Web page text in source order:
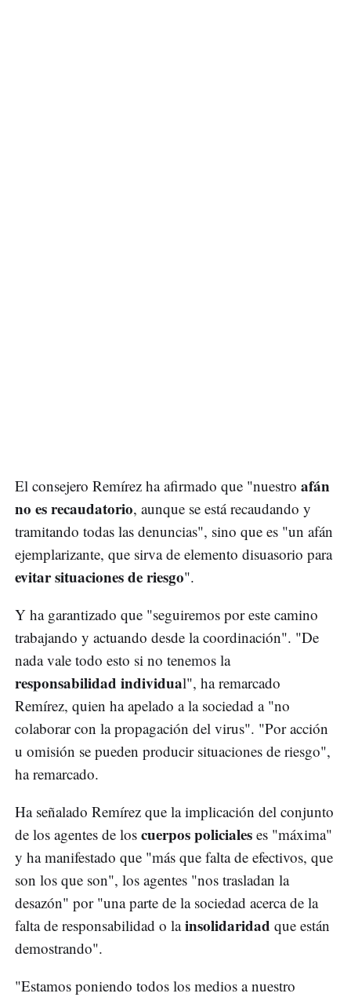
El consejero Remírez ha afirmado que "nuestro afán
no es recaudatorio, aunque se está recaudando y
tramitando todas las denuncias", sino que es "un afán
ejemplarizante, que sirva de elemento disuasorio para
evitar situaciones de riesgo".
Y ha garantizado que "seguiremos por este camino
trabajando y actuando desde la coordinación". "De
nada vale todo esto si no tenemos la
responsabilidad individual", ha remarcado
Remírez, quien ha apelado a la sociedad a "no
colaborar con la propagación del virus". "Por acción
u omisión se pueden producir situaciones de riesgo",
ha remarcado.
Ha señalado Remírez que la implicación del conjunto
de los agentes de los cuerpos policiales es "máxima"
y ha manifestado que "más que falta de efectivos, que
son los que son", los agentes "nos trasladan la
desazón" por "una parte de la sociedad acerca de la
falta de responsabilidad o lainsolidaridad que están
demostrando".
"Estamos poniendo todos los medios a nuestro